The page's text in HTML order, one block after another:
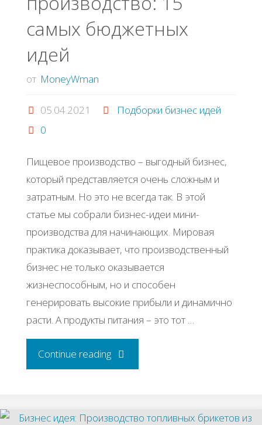
Сарайкина"
самых бюджетных
идей
от MoneyWman
05.04.2021
Подборки бизнес идей
0
Пищевое производство – выгодный бизнес,
который представляется очень сложным и
затратным. Но это не всегда так. В этой
статье мы собрали бизнес-идеи мини-
производства для начинающих. Мировая
практика доказывает, что производственный
бизнес не только оказывается
жизнеспособным, но и способен
генерировать высокие прибыли и динамично
расти. А продукты питания – это тот …
Continue reading"Как
пищевое